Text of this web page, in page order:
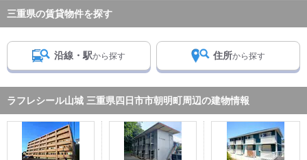
三重県の賃貸物件を探す
沿線・駅から探す 住所から探す
ラフレシール山城 三重県四日市市朝明町周辺の建物情報